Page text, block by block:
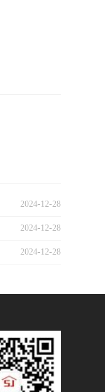
2024-12-28
2024-12-28
2024-12-28